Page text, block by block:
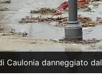
Caulonia danneggiato